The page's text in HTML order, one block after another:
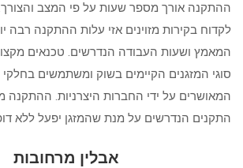
ההתקנה אורך מספר שעות על פי המצב
לקדוח בקירות מזוינים אזי עלות ההתקנה רבה
המאמץ ושעות העבודה הנדרשים. טכנאים
סוגי המזגנים הקיימים בשוק ומשתמשים בחלקי
המאושרים על ידי החברות היצרניות. ההתקנה
התקנים הנדרשים על מנת שהמזגן יפעל ללא
אבלין מרחובות